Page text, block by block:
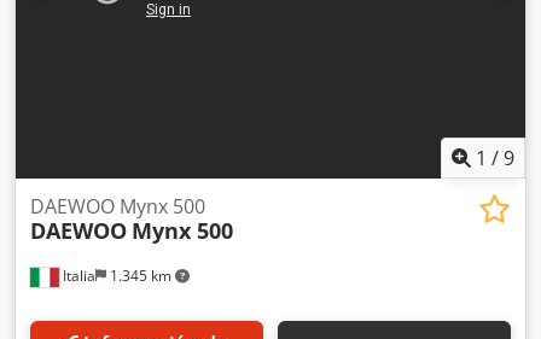
1 /9
Italia 1.345 km
DAEWOO Mynx 500
DAEWOO Mynx 500